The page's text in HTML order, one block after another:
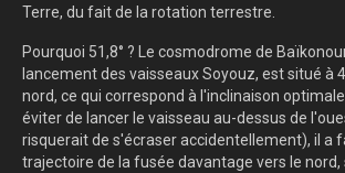
Terre, du fait de la rotation terrestre.
Pourquoi 51,8° ? Le cosmodrome de
lancement des vaisseaux Soyouz, est situé à
nord, ce qui correspond à l'inclinaison
éviter de lancer le vaisseau au-dessus de
risquerait de s'écraser accidentellement), il a
trajectoire de la fusée davantage vers le nord,